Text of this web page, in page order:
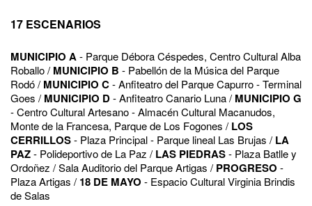
17 ESCENARIOS
MUNICIPIO A- Parque Débora Céspedes, Centro Cultural Alba
Roballo /MUNICIPIO B - Pabellón de la Música del Parque
Rodó /MUNICIPIO C- Anfiteatro del Parque Capurro - Terminal
Goes /MUNICIPIO D- Anfiteatro Canario Luna /MUNICIPIO G
- Centro Cultural Artesano - Almacén Cultural Macanudos,
Monte de la Francesa, Parque de Los Fogones /LOS
CERRILLOS- Plaza Principal - Parque lineal Las Brujas /LA
PAZ- Polideportivo de La Paz /LAS PIEDRAS- Plaza Batlle y
Ordoñez / Sala Auditorio del Parque Artigas /PROGRESO -
Plaza Artigas /18 DE MAYO - Espacio Cultural Virginia Brindis
de Salas